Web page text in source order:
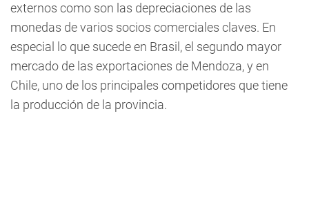
externos como son las depreciaciones de las
monedas de varios socios comerciales claves. En
especial lo que sucede en Brasil, el segundo mayor
mercado de las exportaciones de Mendoza, y en
Chile, uno de los principales competidores que tiene
la producción de la provincia.